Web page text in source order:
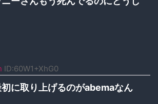
ID:60W1+XhG0
初に取り上げるのがabemaなん